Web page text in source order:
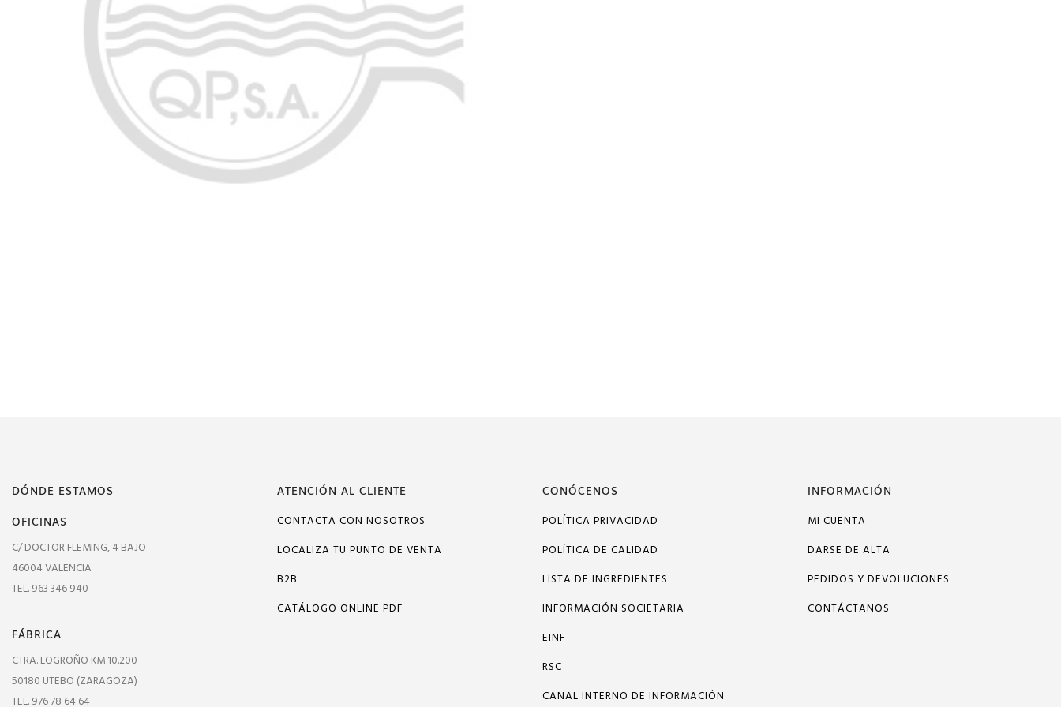
DÓNDE ESTAMOS
OFICINAS
C/ DOCTOR FLEMING, 4 BAJO
46004 VALENCIA
TEL. 963 346 940
FÁBRICA
CTRA. LOGROÑO KM 10.200
50180 UTEBO (ZARAGOZA)
TEL. 976 78 64 64
ATENCIÓN AL CLIENTE
CONTACTA CON NOSOTROS
LOCALIZA TU PUNTO DE VENTA
B2B
CATÁLOGO ONLINE PDF
CONÓCENOS
POLÍTICA PRIVACIDAD
POLÍTICA DE CALIDAD
LISTA DE INGREDIENTES
INFORMACIÓN SOCIETARIA
EINF
RSC
CANAL INTERNO DE INFORMACIÓN
INFORMACIÓN
MI CUENTA
DARSE DE ALTA
PEDIDOS Y DEVOLUCIONES
CONTÁCTANOS